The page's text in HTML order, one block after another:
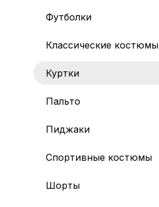
Футболки
Классические костюмы
Куртки
Пальто
Пиджаки
Спортивные костюмы
Шорты